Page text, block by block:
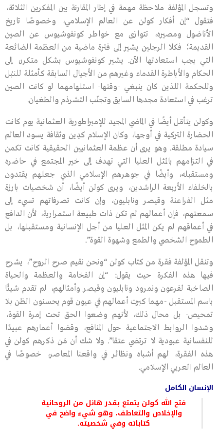
وتسجل المؤلفة ملاحظة مهمة في إطار المقارنة بين المفكرين الثلاثة،
فتقول “إن أفكار كولن عن العالم الإسلامي، وخصوصًا تاريخ
الأناضول ومصيره، تتوازى مع خواطر كونفوشيوس عن الصين
القديمة؛ فكلا الرجلين يشير إلى فترة ماضية من العظمة الضائعة
التي يجب استعادتها الآن. يشير كونفوشيوس بشكل متكرر، إلى
الحكام والأباطرة القدماء وغيرهم من الأجيال السابقة كأمثلة للنبْل
وللحكمة اللذين كان ينبغي -وقتها- استلهامهما لو كانت الصين
ترغب في استعادة مجدها السابق وتجنّب التشرذم والطغيان.
وكولن يتأمّل أيضًا في الماضي المجيد للإمبراطورية العثمانية يوم كانت
الحضارة التركية في أوجها، وكان الإسلام كدِين وثقافة يسود العالم
سيادة مطلقة. وهو يرى أن عظمة العثمانيين الحقيقية كانت تكمن
في التزامهم بالمثل العليا التي تهدف إلى خير المجتمع في حاضره
ومستقبله، وأيضًا في جوهرهم الإسلامي الذي جعلهم يقتدون
بالخلفاء الأربعة الراشدين، ويرى كولن أيضًا، أن شخصيات بارزة
مثل الفراعنة وقيصر ونابليون، وإن كانت تصرفاتهم تسيء إلى
سمعتهم، فإن أعمالهم لم تكن ذات طبيعة استمرارية، لأن الدافع
في أعماقهم لم يكن المثل العليا من أجل الإنسانية ومستقبلها، بل
الطموح الشخصي والطمع وشهوة القوة”.
وتنقل المؤلفة فقرة من كتاب كولن “ونحن نقيم صرح الروح”، يشرح
فيها هذه الفكرة حيث يقول: “إن الفخامة والعظمة والحياة
الصاخبة لفرعون ونمرود ونابليون وقيصر وأمثالهم، لم تقدم شيئًا
باسم المستقبل -مهما كبرت أعمالهم في عيون قوم يحسنون الظن بلا
تمحيص- بل محال ذلك، لأنهم وضعوا الحق تحت إمرة القوة،
وشدوا الروابط الاجتماعية حول المنافع، وقضوا أعمارهم عبيدًا
للنفسانية عبودية لا ترتضي عتقا”. ولا شك أن مَن ذكرهم كولن في
هذه الفقرة، لهم أشباه ونظائر في واقعنا المعاصر، خصوصًا في
العالم العربي الإسلامي.
الإنسان الكامل
فتح الله كولن يتمتع بقدر هائل من الروحانية
والإخلاص والتعاطف، وهو شيء واضح في
كتاباته وفي شخصيته.